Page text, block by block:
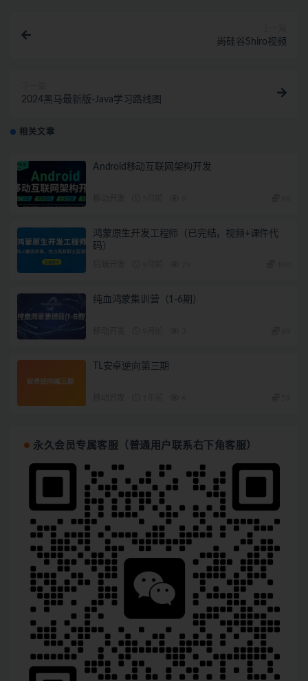
尚硅谷Shiro视频
2024黑马最新版-Java学习路线图
相关文章
Android移动互联网架构开发
鸿蒙原生开发工程师（已完结，视频+课件代
码）
纯血鸿蒙集训营（1-6期）
TL安卓逆向第三期
永久会员专属客服（普通用户联系右下角客服）